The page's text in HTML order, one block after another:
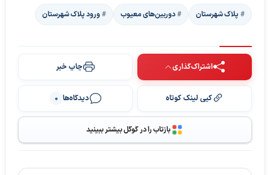
پلاک شهرستان دوربین‌های معیوب ورود پلاک شهرستان
اشتراک‌گذاری چاپ خبر
کپی لینک کوتاه دیدگاه‌ها 0
بازتاب را در گوگل بیشتر ببینید